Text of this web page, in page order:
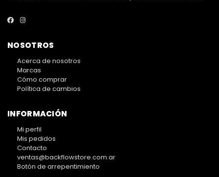
NOSOTROS
Acerca de nosotros
Marcas
Cómo comprar
Política de cambios
INFORMACIÓN
Mi perfil
Mis pedidos
Contacto
ventas@backflowstore.com.ar
Botón de arrepentimiento